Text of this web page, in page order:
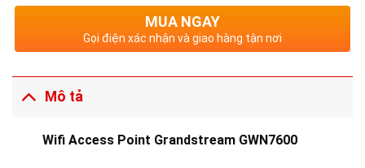
MUA NGAY
Gọi điện xác nhận và giao hàng tận nơi
Mô tả
Wifi Access Point Grandstream GWN7600